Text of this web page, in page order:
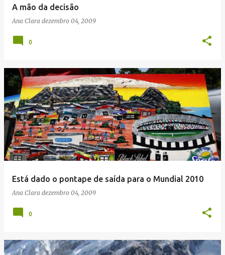
A mão da decisão
Ana Clara dezembro 04, 2009
0
Está dado o pontape de saída para o Mundial 2010
Ana Clara dezembro 04, 2009
0